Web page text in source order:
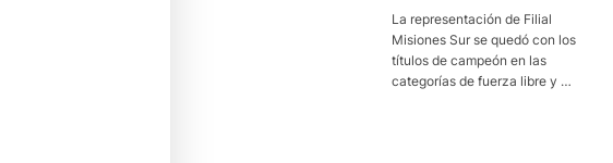
La representación de Filial
Misiones Sur se quedó con los
títulos de campeón en las
categorías de fuerza libre y …